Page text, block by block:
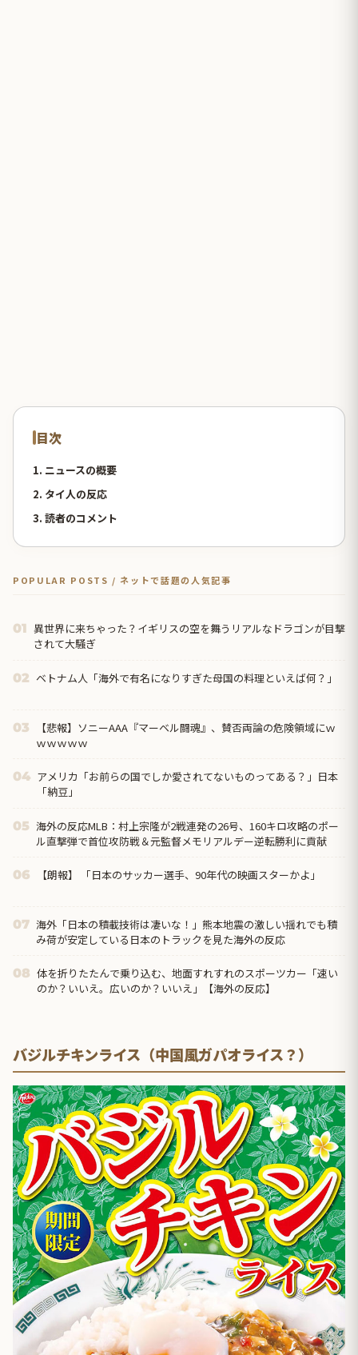
目次
1. ニュースの概要
2. タイ人の反応
3. 読者のコメント
POPULAR POSTS / ネットで話題の人気記事
01 異世界に来ちゃった？イギリスの空を舞うリアルなドラゴンが目撃
されて大騒ぎ
02 ベトナム人「海外で有名になりすぎた母国の料理といえば何？」
03
【悲報】ソニーAAA『マーベル闘魂』、賛否両論の危険領域にｗ
ｗｗｗｗｗ
04 アメリカ「お前らの国でしか愛されてないものってある？」日本
「納豆」
05 海外の反応MLB：村上宗隆が2戦連発の26号、160キロ攻略のポー
ル直撃弾で首位攻防戦＆元監督メモリアルデー逆転勝利に貢献
06 【朗報】 「日本のサッカー選手、90年代の映画スターかよ」
07 海外「日本の積載技術は凄いな！」熊本地震の激しい揺れでも積
み荷が安定している日本のトラックを見た海外の反応
08 体を折りたたんで乗り込む、地面すれすれのスポーツカー「速い
のか？いいえ。広いのか？いいえ」【海外の反応】
バジルチキンライス（中国風ガパオライス？）